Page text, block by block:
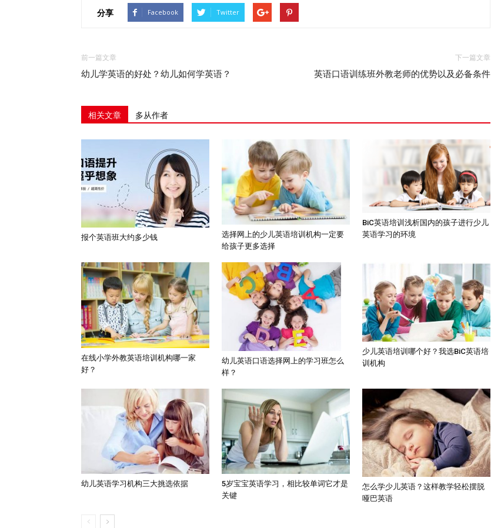
分享 Facebook Twitter
前一篇文章
幼儿学英语的好处？幼儿如何学英语？
下一篇文章
英语口语训练班外教老师的优势以及必备条件
相关文章 多从作者
报个英语班大约多少钱
选择网上的少儿英语培训机构一定要
给孩子更多选择
BiC英语培训浅析国内的孩子进行少儿
英语学习的环境
在线小学外教英语培训机构哪一家
好？
幼儿英语口语选择网上的学习班怎么
样？
少儿英语培训哪个好？我选BiC英语培
训机构
幼儿英语学习机构三大挑选依据
5岁宝宝英语学习，相比较单词它才是
关键
怎么学少儿英语？这样教学轻松摆脱
哑巴英语